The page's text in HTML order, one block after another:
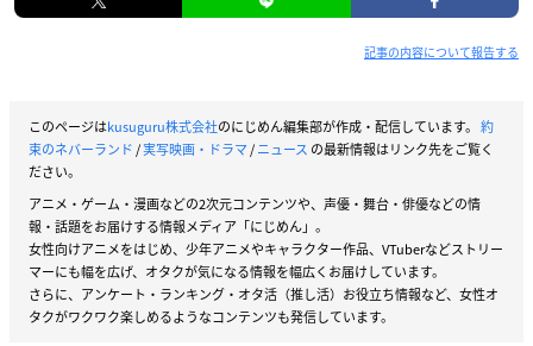
記事の内容について報告する
このページはkusuguru株式会社のにじめん編集部が作成・配信しています。 約
束のネバーランド/実写映画・ドラマ/ニュース の最新情報はリンク先をご覧く
ださい。
アニメ・ゲーム・漫画などの2次元コンテンツや、声優・舞台・俳優などの情
報・話題をお届けする情報メディア「にじめん」。
女性向けアニメをはじめ、少年アニメやキャラクター作品、VTuberなどストリー
マーにも幅を広げ、オタクが気になる情報を幅広くお届けしています。
さらに、アンケート・ランキング・オタ活（推し活）お役立ち情報など、女性オ
タクがワクワク楽しめるようなコンテンツも発信しています。